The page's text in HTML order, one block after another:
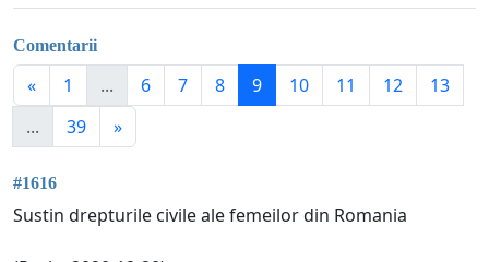
Comentarii
« 1 ... 6 7 8 9 10 11 12
13
...
39 »
#1616
Sustin drepturile civile ale femeilor din Romania